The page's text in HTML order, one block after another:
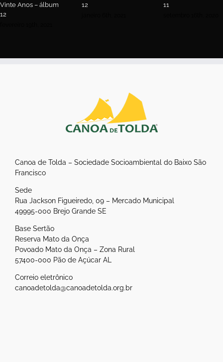
Vinte Anos – álbum
12
12
11
Canoa de Tolda – Sociedade Socioambiental do Baixo São
Francisco
Sede
Rua Jackson Figueiredo, 09 – Mercado Municipal
49995-000 Brejo Grande SE
Base Sertão
Reserva Mato da Onça
Povoado Mato da Onça – Zona Rural
57400-000 Pão de Açúcar AL
Correio eletrônico
canoadetolda@canoadetolda.org.br